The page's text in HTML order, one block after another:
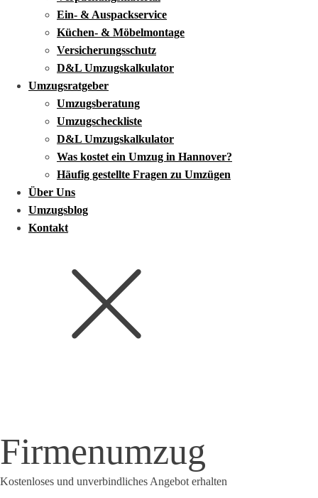
Ein- & Auspackservice
Küchen- & Möbelmontage
Versicherungsschutz
D&L Umzugskalkulator
Umzugsratgeber
Umzugsberatung
Umzugscheckliste
D&L Umzugskalkulator
Was kostet ein Umzug in Hannover?
Häufig gestellte Fragen zu Umzügen
Über Uns
Umzugsblog
Kontakt
Firmenumzug
Kostenloses und unverbindliches Angebot erhalten